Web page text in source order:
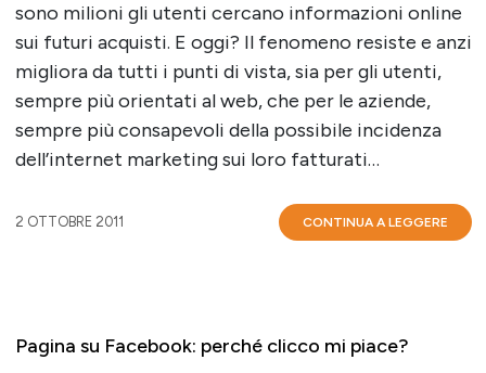
sono milioni gli utenti cercano informazioni online
sui futuri acquisti. E oggi? Il fenomeno resiste e anzi
migliora da tutti i punti di vista, sia per gli utenti,
sempre più orientati al web, che per le aziende,
sempre più consapevoli della possibile incidenza
dell’internet marketing sui loro fatturati…
2 OTTOBRE 2011 CONTINUA A LEGGERE
Pagina su Facebook: perché clicco mi piace?